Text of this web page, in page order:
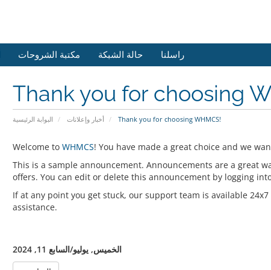
مكتبة الشروحات حالة الشبكة راسلنا
Thank you for choosing
البوابة الرئيسية أخبار وإعلانات Thank you for choosing WHMCS!
Welcome to WHMCS! You have made a great choice and we
This is a sample announcement. Announcements are a great
offers. You can edit or delete this announcement by logging
If at any point you get stuck, our support team is available
assistance.
الخميس, يوليو/السابع 11, 2024